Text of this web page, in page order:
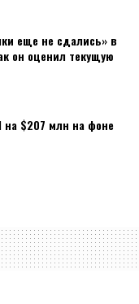
еще не сдались» в
он оценил текущую
на $207 млн на фоне